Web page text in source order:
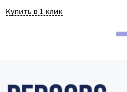
Купить в 1 клик